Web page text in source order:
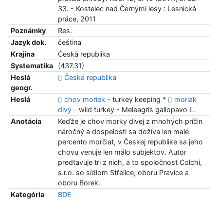
33. - Kostelec nad Černými lesy : Lesnická
práce, 2011
Poznámky
Res.
Jazyk dok.
čeština
Krajina
Česká republika
Systematika
(437.31)
Heslá
geogr.
Česká republika
Heslá chov moriek- turkey keeping *
moriak
divý- wild turkey - Meleagris gallopavo L.
Anotácia
Keďže je chov morky divej z mnohých príčin
náročný a dospelosti sa dožíva len malé
percento morčiat, v Českej republike sa jeho
chovu venuje len málo subjektov. Autor
predtavuje tri z nich, a to spoločnost Colchi,
s.r.o. so sídlom Střelice, oboru Pravice a
oboru Borek.
Kategória
BDE